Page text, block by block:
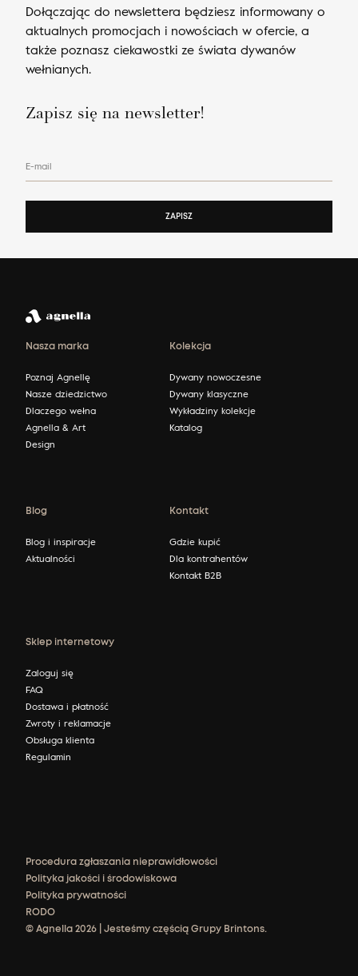
Dołączając do newslettera będziesz informowany o
aktualnych promocjach i nowościach w ofercie, a
także poznasz ciekawostki ze świata dywanów
wełnianych.
Zapisz się na newsletter!
E-mail
ZAPISZ
Nasza marka
Poznaj Agnellę
Nasze dziedzictwo
Dlaczego wełna
Agnella & Art
Design
Kolekcja
Dywany nowoczesne
Dywany klasyczne
Wykładziny kolekcje
Katalog
Blog
Blog i inspiracje
Aktualności
Kontakt
Gdzie kupić
Dla kontrahentów
Kontakt B2B
Sklep internetowy
Zaloguj się
FAQ
Dostawa i płatność
Zwroty i reklamacje
Obsługa klienta
Regulamin
Procedura zgłaszania nieprawidłowości
Polityka jakości i środowiskowa
Polityka prywatności
RODO
© Agnella 2026 | Jesteśmy częścią Grupy Brintons.